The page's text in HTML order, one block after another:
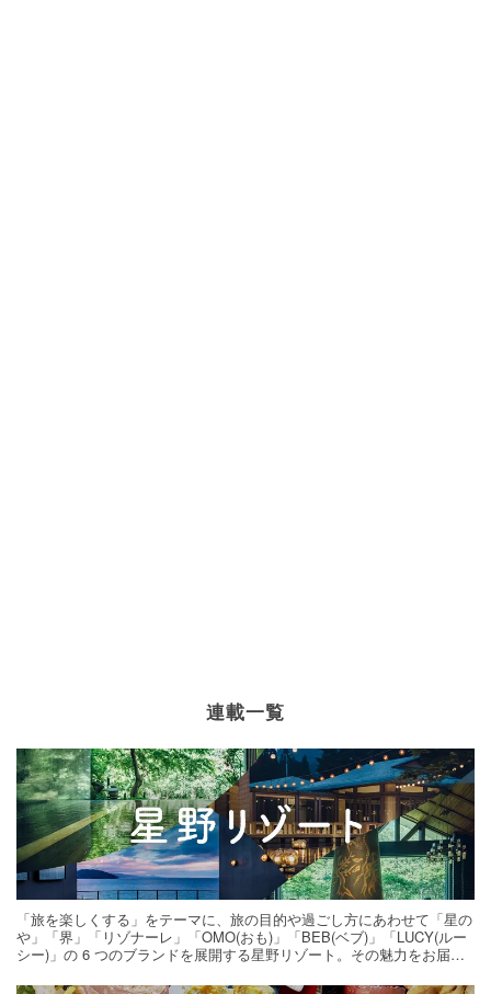
連載一覧
「旅を楽しくする」をテーマに、旅の目的や過ごし方にあわせて「星の
や」「界」「リゾナーレ」「OMO(おも)」「BEB(ベブ)」「LUCY(ルー
シー)」の 6 つのブランドを展開する星野リゾート。その魅力をお届け